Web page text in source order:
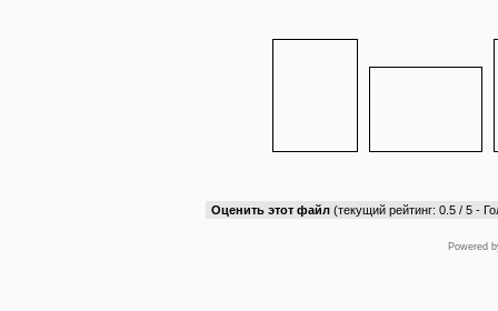
Оценить этот файл (текущий рейтинг: 0.5 / 5 -
Powered